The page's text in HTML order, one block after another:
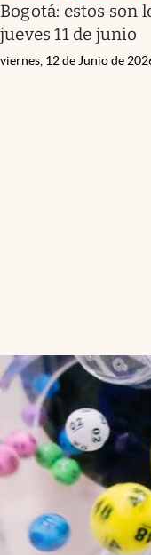
Bogotá: estos son
jueves 11 de junio
viernes, 12 de Junio de